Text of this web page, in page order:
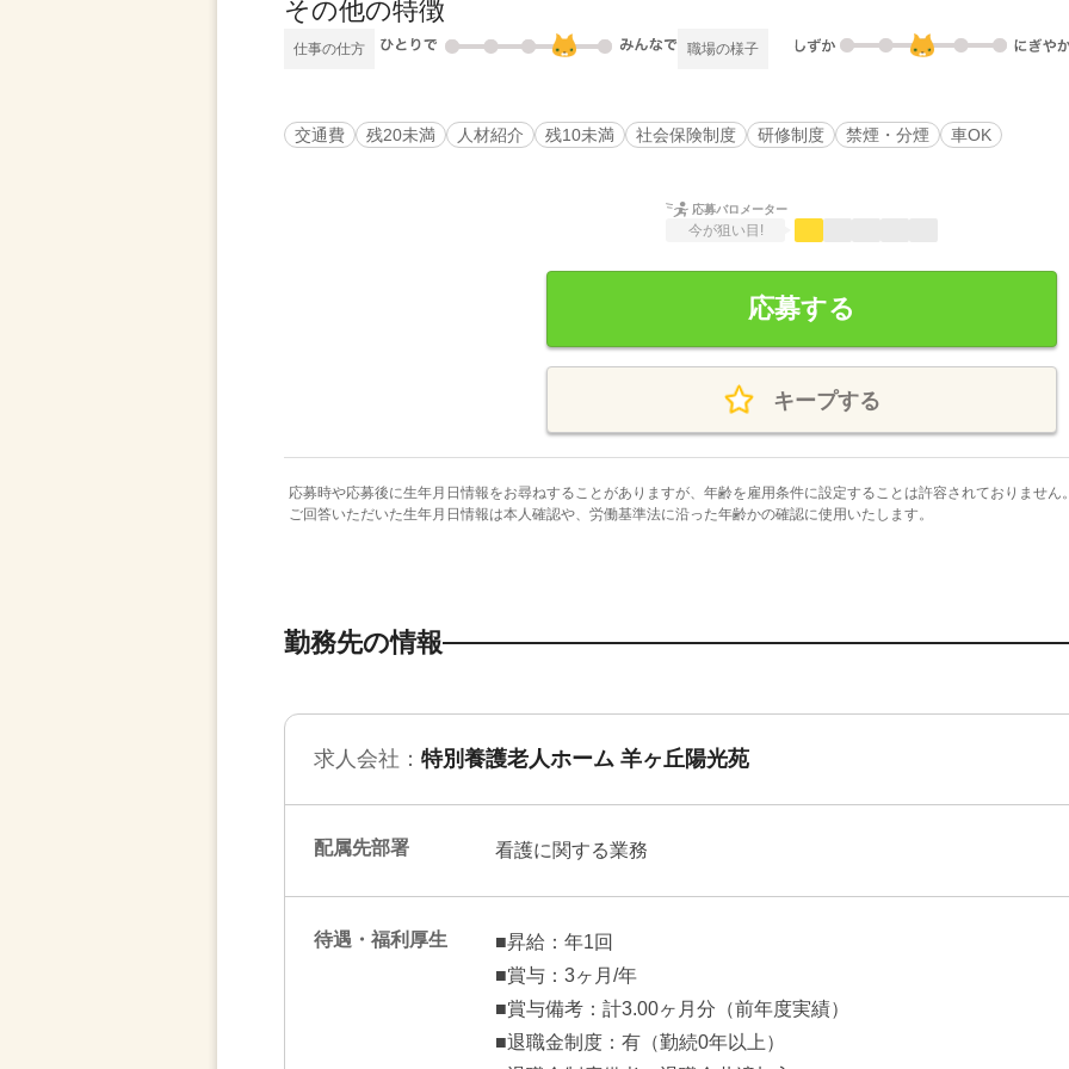
その他の特徴
仕事の仕方 職場の様子
交通費 残20未満 人材紹介 残10未満 社会保険制度 研修制度 禁煙・分煙 車OK
応募バロメーター
今が狙い目!
応募する
キープする
応募時や応募後に生年月日情報をお尋ねすることがありますが、年齢を雇用条件に設定することは許容されておりません
ご回答いただいた生年月日情報は本人確認や、労働基準法に沿った年齢かの確認に使用いたします。
勤務先の情報
求人会社： 特別養護老人ホーム 羊ヶ丘陽光苑
配属先部署 看護に関する業務
待遇・福利厚生
■昇給：年1回
■賞与：3ヶ月/年
■賞与備考：計3.00ヶ月分（前年度実績）
■退職金制度：有（勤続0年以上）